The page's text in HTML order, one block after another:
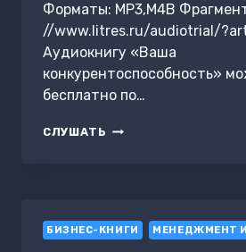
Форматы: MP3,M4B
//www.litres.ru/audiotrial/
Аудиокнигу «Ваша
конкурентоспособность»
бесплатно по…
СЛУШАТЬ ВАША
БИЗНЕС-КНИГИ МЕНЕДЖМЕНТ